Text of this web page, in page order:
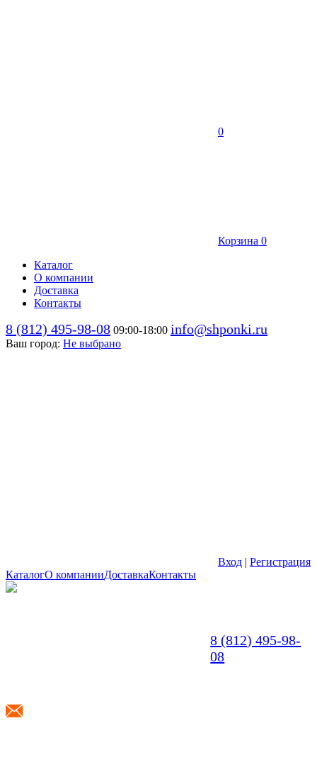
0
Корзина 0
Каталог
О компании
Доставка
Контакты
8 (812) 495-98-08 09:00-18:00 info@shponki.ru
Ваш город: Не выбрано
Вход | Регистрация
КаталогО компанииДоставкаКонтакты
8 (812) 495-98-
08